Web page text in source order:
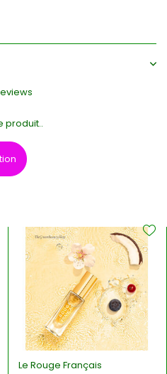
produit..
Le Rouge Français